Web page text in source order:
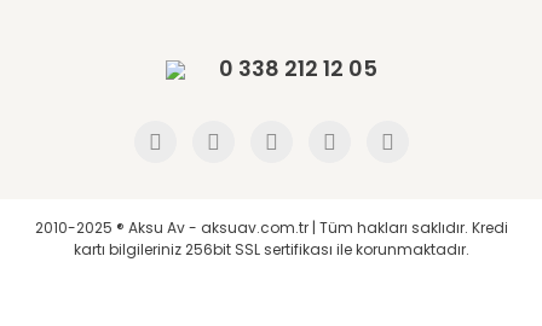
0 338 212 12 05
2010-2025 ® Aksu Av - aksuav.com.tr | Tüm hakları saklıdır. Kredi
kartı bilgileriniz 256bit SSL sertifikası ile korunmaktadır.